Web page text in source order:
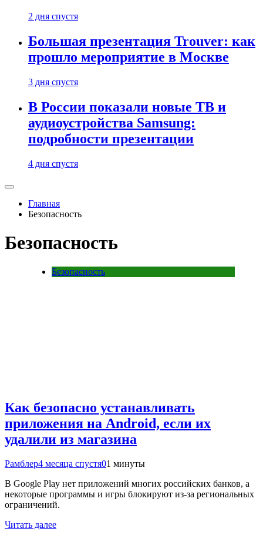
2 дня спустя
Большая презентация Trouver: как
прошло мероприятие в Москве
3 дня спустя
В России показали новые ТВ и
аудиоустройства Samsung:
подробности презентации
4 дня спустя
Главная
Безопасность
Безопасность
Безопасность
Как безопасно устанавливать
приложения на Android, если их
удалили из магазина
Рамблер4 месяца спустя01 минуты
В Google Play нет приложений многих российских банков, а
некоторые программы и игры блокируют из-за региональных
ограничений.
Читать далее